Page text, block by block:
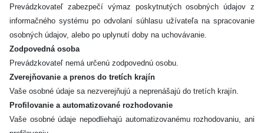
Prevádzkovateľ zabezpečí výmaz poskytnutých osobných údajov z
informačného systému po odvolaní súhlasu užívateľa na spracovanie
osobných údajov, alebo po uplynutí doby na uchovávanie.
Zodpovedná osoba
Prevádzkovateľ nemá určenú zodpovednú osobu.
Zverejňovanie a prenos do tretích krajín
Vaše osobné údaje sa nezverejňujú a neprenášajú do tretích krajín.
Profilovanie a automatizované rozhodovanie
Vaše osobné údaje nepodliehajú automatizovanému rozhodovaniu, ani